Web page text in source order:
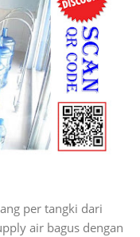
per tangki dari
air bagus dengan